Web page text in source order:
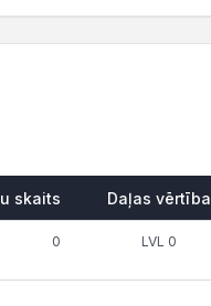
skaits Daļas vērtība
0 LVL 0